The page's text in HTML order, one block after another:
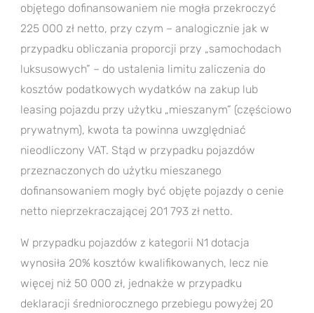
objętego dofinansowaniem nie mogła przekroczyć
225 000 zł netto, przy czym – analogicznie jak w
przypadku obliczania proporcji przy „samochodach
luksusowych” – do ustalenia limitu zaliczenia do
kosztów podatkowych wydatków na zakup lub
leasing pojazdu przy użytku „mieszanym” (częściowo
prywatnym), kwota ta powinna uwzględniać
nieodliczony VAT. Stąd w przypadku pojazdów
przeznaczonych do użytku mieszanego
dofinansowaniem mogły być objęte pojazdy o cenie
netto nieprzekraczającej 201 793 zł netto.
W przypadku pojazdów z kategorii N1 dotacja
wynosiła 20% kosztów kwalifikowanych, lecz nie
więcej niż 50 000 zł, jednakże w przypadku
deklaracji średniorocznego przebiegu powyżej 20